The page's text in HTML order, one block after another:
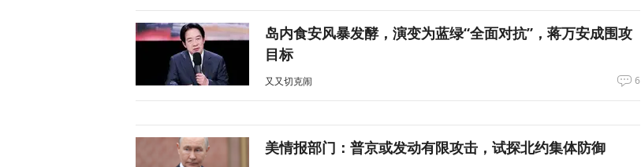
岛内食安风暴发酵，演变为蓝绿“全面对抗”，蒋万安成围攻
目标
又又切克闹 6
美情报部门：普京或发动有限攻击，试探北约集体防御